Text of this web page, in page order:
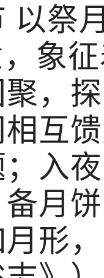
祭月
象
聚，
互
入
月
形